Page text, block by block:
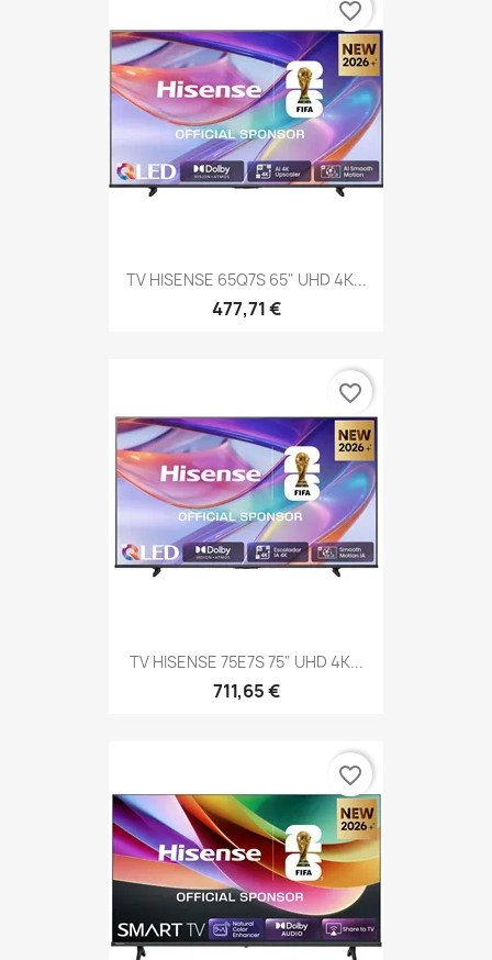
TV HISENSE 65Q7S 65" UHD 4K...
477,71 €
favorite_border
TV HISENSE 75E7S 75" UHD 4K...
711,65 €
favorite_border
favorite_border